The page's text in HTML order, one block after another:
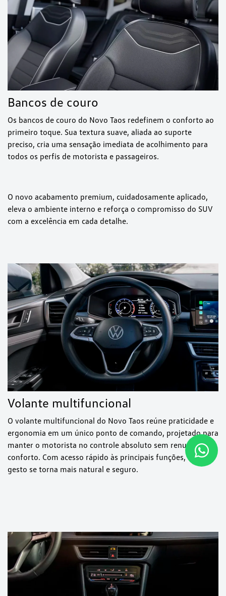
Bancos de couro
Os bancos de couro do Novo Taos redefinem o conforto ao
primeiro toque. Sua textura suave, aliada ao suporte
preciso, cria uma sensação imediata de acolhimento para
todos os perfis de motorista e passageiros.
O novo acabamento premium, cuidadosamente aplicado,
eleva o ambiente interno e reforça o compromisso do SUV
com a excelência em cada detalhe.
Volante multifuncional
O volante multifuncional do Novo Taos reúne praticidade e
ergonomia em um único ponto de comando, projetado para
manter o motorista no controle absoluto sem renunciar ao
conforto. Com acesso rápido às principais funções, cada
gesto se torna mais natural e seguro.